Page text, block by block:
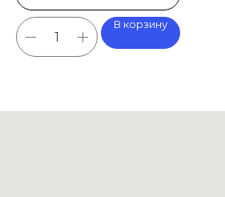
В корзину